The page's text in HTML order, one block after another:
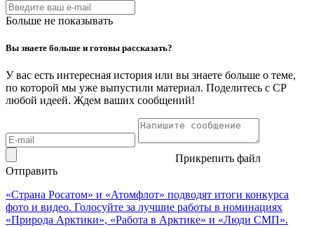
Больше не показывать
Вы знаете больше и готовы рассказать?
У вас есть интересная история или вы знаете больше о теме,
по которой мы уже выпустили материал. Поделитесь с СР
любой идеей. Ждем ваших сообщений!
Прикрепить файл
Отправить
«Страна Росатом» и «Атомфлот» подводят итоги конкурса
фото и видео. Голосуйте за лучшие работы в номинациях
«Природа Арктики», «Работа в Арктике» и «Люди СМП».